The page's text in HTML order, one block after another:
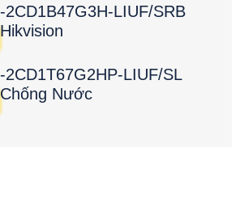
2CD1B47G3H-LIUF/SRB
Hikvision
2CD1T67G2HP-LIUF/SL
Chống Nước